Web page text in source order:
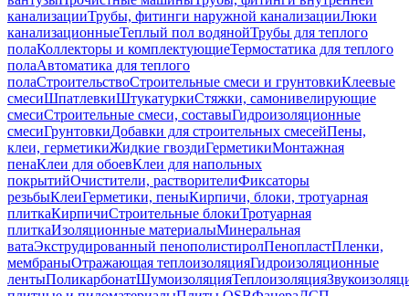
канализацииТрубы, фитинги наружной канализацииЛюки
канализационныеТеплый пол водянойТрубы для теплого
полаКоллекторы и комплектующиеТермостатика для теплого
полаАвтоматика для теплого
полаСтроительствоСтроительные смеси и грунтовкиКлеевые
смесиШпатлевкиШтукатуркиСтяжки, самонивелирующие
смесиСтроительные смеси, составыГидроизоляционные
смесиГрунтовкиДобавки для строительных смесейПены,
клеи, герметикиЖидкие гвоздиГерметикиМонтажная
пенаКлеи для обоевКлеи для напольных
покрытийОчистители, растворителиФиксаторы
резьбыКлеиГерметики, пеныКирпичи, блоки, тротуарная
плиткаКирпичиСтроительные блокиТротуарная
плиткаИзоляционные материалыМинеральная
ватаЭкструдированный пенополистиролПенопластПленки,
мембраныОтражающая теплоизоляцияГидроизоляционные
лентыПоликарбонатШумоизоляцияТеплоизоляция